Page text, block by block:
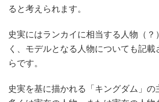
ると考えられます。
史実にはランカイに相当する人物（？
く、モデルとなる人物についても記載
らです。
史実を基に描かれる「キングダム」の